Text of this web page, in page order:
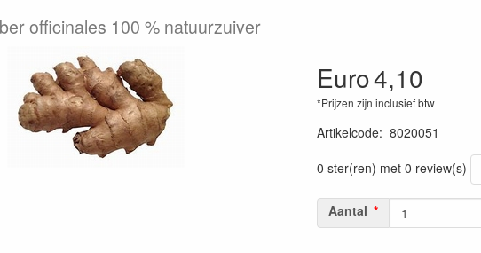
officinales 100 % natuurzuiver
Euro4,10
*Prijzen zijn inclusief btw
Artikelcode: 8020051
0 ster(ren) met 0 review(s)
Aantal